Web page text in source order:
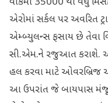
એરોમાં સર્કલ પર અવરિત
એમ્બ્યુલન્સ ફસાય છે તેવા
સી.એમ.ને રજુઆત કરાશે. આ
હલ કરવા માટે
આ ઉપરાંત જે બાયપાસ